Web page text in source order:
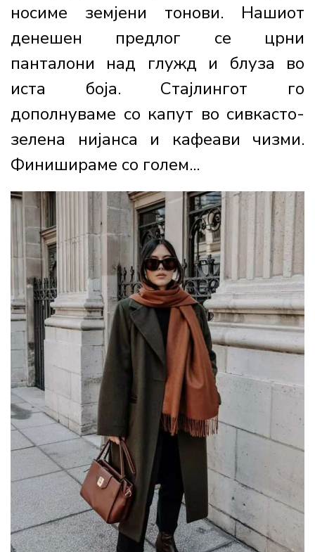
носиме земјени тонови. Нашиот
денешен предлог се црни
панталони над глужд и блуза во
иста боја. Стајлингот го
дополнуваме со капут во сивкасто-
зелена нијанса и кафеави чизми.
Финишираме со голем...